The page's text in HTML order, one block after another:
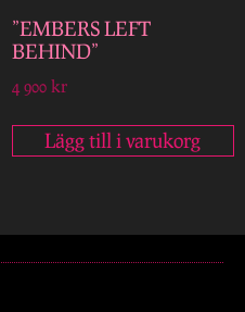
”EMBERS LEFT
BEHIND”
4 900 kr
Lägg till i varukorg